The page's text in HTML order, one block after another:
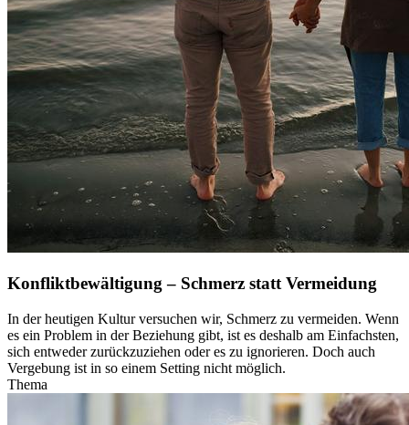
Konfliktbewältigung – Schmerz statt Vermeidung
In der heutigen Kultur versuchen wir, Schmerz zu vermeiden. Wenn
es ein Problem in der Beziehung gibt, ist es deshalb am Einfachsten,
sich entweder zurückzuziehen oder es zu ignorieren. Doch auch
Vergebung ist in so einem Setting nicht möglich.
Thema